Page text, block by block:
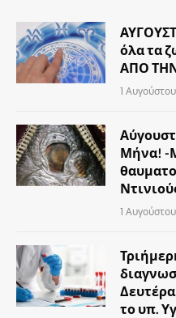
όλα τα
ΑΠΟ
1
Μήνα! -
1
το υπ.